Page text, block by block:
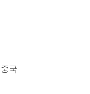
국